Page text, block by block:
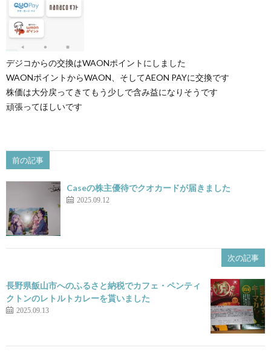
デジコからの交換はWAONポイントにしました
WAONポイントからWAON、そしてAEON PAYに交換です
株価は大分戻ってきてもう少しで含み益になりそうです
頑張ってほしいです
前の記事
Caseの株主優待でクオカードが届きました
2025.09.12
次の記事
長野県飯山市へのふるさと納税でカフェ・ペンティ
クトンのレトルトカレーを貰いました
2025.09.13